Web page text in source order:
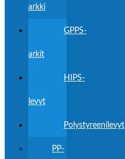
arkki
GPPS-
arkit
HIPS-
levyt
Polystyreenilevyt
PP-